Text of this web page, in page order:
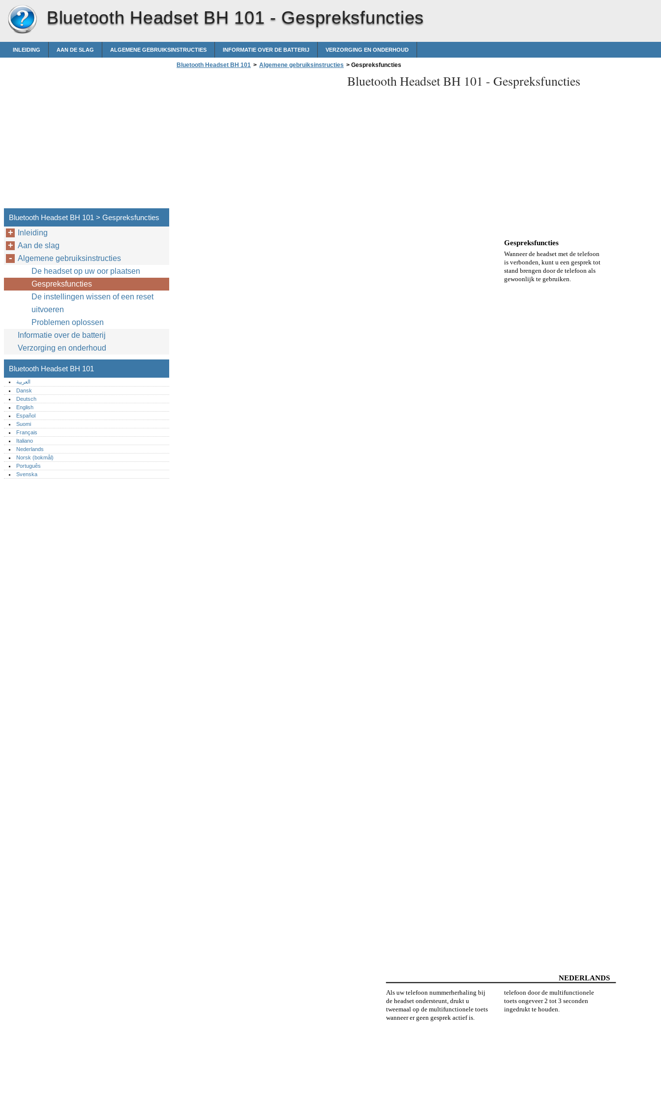
Bluetooth Headset BH 101 -Gespreksfuncties
INLEIDING AAN DE SLAG ALGEMENE GEBRUIKSINSTRUCTIES INFORMATIE OVER DE BATTERIJ VERZORGING EN ONDERHOUD
Bluetooth Headset BH 101 > Algemene gebruiksinstructies > Gespreksfuncties
Bluetooth Headset BH 101 - Gespreksfuncties
Gespreksfuncties
Wanneer de headset met de telefoon
is verbonden, kunt u een gesprek tot
stand brengen door de telefoon als
gewoonlijk te gebruiken.
NEDERLANDS
Als uw telefoon nummerherhaling bij
de headset ondersteunt, drukt u
tweemaal op de multifunctionele toets
wanneer er geen gesprek actief is.
telefoon door de multifunctionele
toets ongeveer 2 tot 3 seconden
ingedrukt te houden.
Bluetooth Headset BH 101 > Gespreksfuncties
Inleiding
Aan de slag
Algemene gebruiksinstructies
De headset op uw oor plaatsen
Gespreksfuncties
De instellingen wissen of een reset
uitvoeren
Problemen oplossen
Informatie over de batterij
Verzorging en onderhoud
Bluetooth Headset BH 101
العربية
Dansk
Deutsch
English
Español
Suomi
Français
Italiano
Nederlands
Norsk (bokmål)‎
Português‎
Svenska